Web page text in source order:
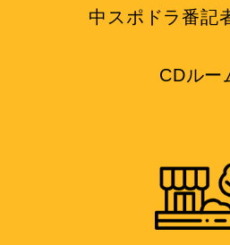
中スポドラ番記
CDルー